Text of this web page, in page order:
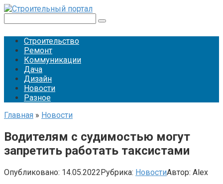
Перейти
контенту
Строительство
Ремонт
Коммуникации
Дача
Дизайн
Новости
Разное
Главная » Новости
Водителям с судимостью могут
запретить работать таксистами
Опубликовано: 14.05.2022Рубрика: НовостиАвтор: Alex